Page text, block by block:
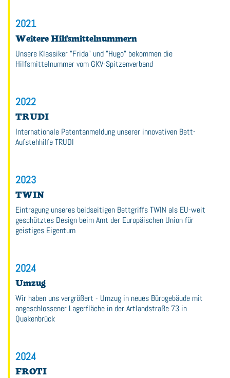
2021
Weitere Hilfsmittelnummern
Unsere Klassiker "Frida" und "Hugo" bekommen die
Hilfsmittelnummer vom GKV-Spitzenverband
2022
TRUDI
Internationale Patentanmeldung unserer innovativen Bett-
Aufstehhilfe TRUDI
2023
TWIN
Eintragung unseres beidseitigen Bettgriffs TWIN als EU-weit
geschütztes Design beim Amt der Europäischen Union für
geistiges Eigentum
2024
Umzug
Wir haben uns vergrößert - Umzug in neues Bürogebäude mit
angeschlossener Lagerfläche in der Artlandstraße 73 in
Quakenbrück
2024
FROTI